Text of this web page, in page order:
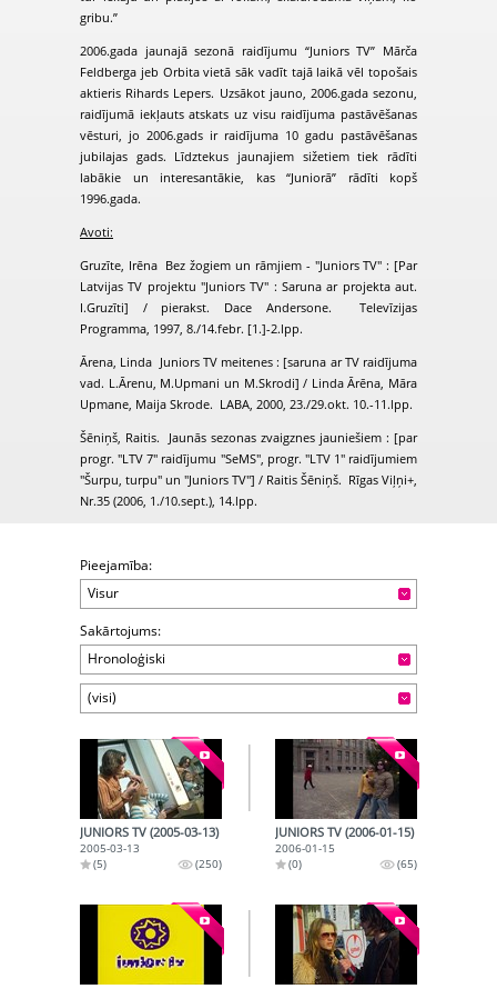
gribu.”
2006.gada jaunajā sezonā raidījumu “Juniors TV” Mārča
Feldberga jeb Orbita vietā sāk vadīt tajā laikā vēl topošais
aktieris Rihards Lepers. Uzsākot jauno, 2006.gada sezonu,
raidījumā iekļauts atskats uz visu raidījuma pastāvēšanas
vēsturi, jo 2006.gads ir raidījuma 10 gadu pastāvēšanas
jubilajas gads. Līdztekus jaunajiem sižetiem tiek rādīti
labākie un interesantākie, kas “Juniorā” rādīti kopš
1996.gada.
Avoti:
Gruzīte, Irēna Bez žogiem un rāmjiem - "Juniors TV" : [Par
Latvijas TV projektu "Juniors TV" : Saruna ar projekta aut.
I.Gruzīti] / pierakst. Dace Andersone. Televīzijas
Programma, 1997, 8./14.febr. [1.]-2.lpp.
Ārena, Linda Juniors TV meitenes : [saruna ar TV raidījuma
vad. L.Ārenu, M.Upmani un M.Skrodi] / Linda Ārēna, Māra
Upmane, Maija Skrode. LABA, 2000, 23./29.okt. 10.-11.lpp.
Šēniņš, Raitis. Jaunās sezonas zvaigznes jauniešiem : [par
progr. "LTV 7" raidījumu "SeMS", progr. "LTV 1" raidījumiem
"Šurpu, turpu" un "Juniors TV"] / Raitis Šēniņš. Rīgas Viļņi+,
Nr.35 (2006, 1./10.sept.), 14.lpp.
Pieejamība:
Visur
Sakārtojums:
Hronoloģiski
(visi)
JUNIORS TV (2005-03-13)
2005-03-13
(5)
(250)
JUNIORS TV (2006-01-15)
2006-01-15
(0)
(65)